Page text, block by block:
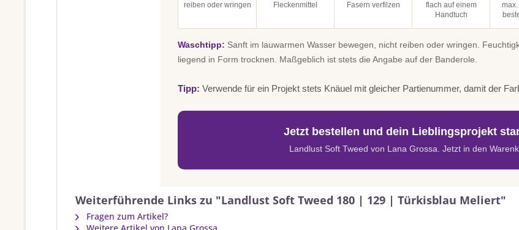
reiben oder wringen
Fleckenmittel
Fasern verfilzen
flach auf einem
Handtuch
max.
Waschtipp: Sanft im lauwarmen Wasser bewegen, nicht reiben oder wringen.
liegend in Form trocknen. Maßgeblich ist stets die Angabe auf der Banderole.
Tipp: Verwende für ein Projekt stets Knäuel mit gleicher Partienummer, damit der
Jetzt bestellen und dein Lieblingsprojekt
Landlust Soft Tweed von Lana Grossa. Jetzt in den
Weiterführende Links zu "Landlust Soft Tweed 180 | 129 | Türkisblau Meliert"
Fragen zum Artikel?